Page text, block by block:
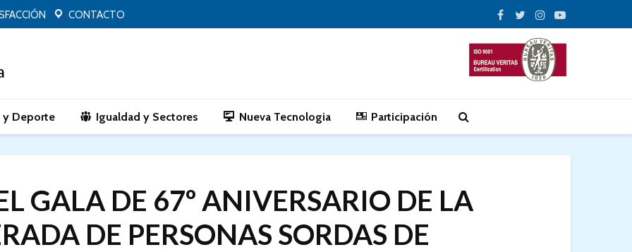
CONTACTO
y Deporte Igualdad y Sectores Nueva Tecnologia Participación
GALA DE 67º ANIVERSARIO DE LA
DE PERSONAS SORDAS DE